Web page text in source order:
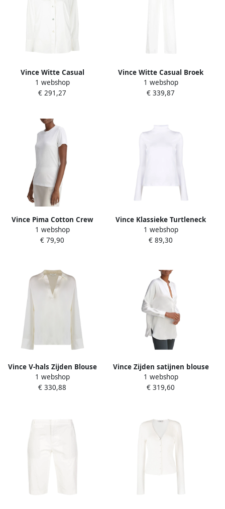
Vince Witte Casual
Overhemd met Lange
Mouwen White Dames
1 webshop
€ 291,27
Vince Witte Casual Broek
White Dames
1 webshop
€ 339,87
Vince Pima Cotton Crew
Neck T-Shirt White Dames
1 webshop
€ 79,90
Vince Klassieke Turtleneck
Trui White Dames
1 webshop
€ 89,30
Vince V-hals Zijden Blouse
White Dames
1 webshop
€ 330,88
Vince Zijden satijnen blouse
met opstaande kraag White
Dames
1 webshop
€ 319,60